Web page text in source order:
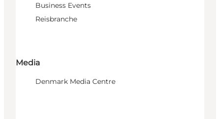
Business Events
Reisbranche
Media
Denmark Media Centre